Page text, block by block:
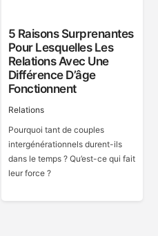
5 Raisons Surprenantes
Pour Lesquelles Les
Relations Avec Une
Différence D’âge
Fonctionnent
Relations
Pourquoi tant de couples
intergénérationnels durent-ils
dans le temps ? Qu’est-ce qui fait
leur force ?